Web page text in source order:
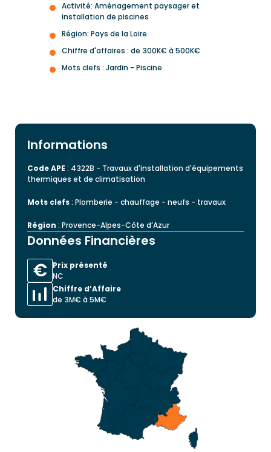
Activité: Aménagement paysager et
installation de piscines
Région: Pays de la Loire
Chiffre d'affaires : de 300K€ à 500K€
Mots clefs : Jardin - Piscine
Informations
Code APE : 4322B - Travaux d'installation d'équipements
thermiques et de climatisation
Mots clefs: Plomberie - chauffage - neufs - travaux
Région : Provence-Alpes-Côte d’Azur
Données Financières
Prix présenté
NC
Chiffre d’Affaire
de 3M€ à 5M€